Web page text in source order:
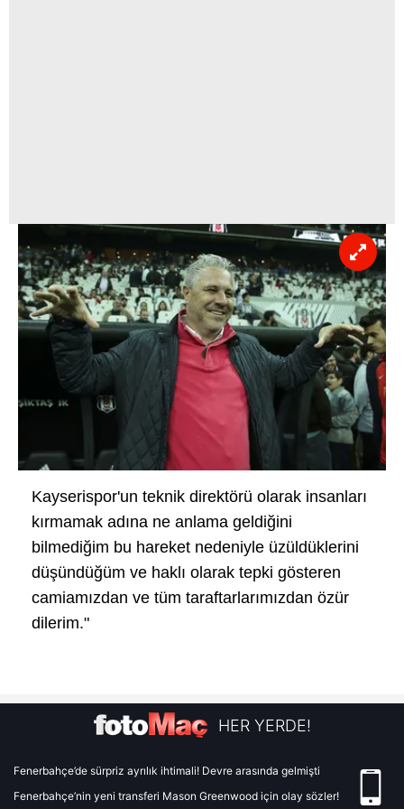
Kayserispor'un teknik direktörü olarak insanları
kırmamak adına ne anlama geldiğini
bilmediğim bu hareket nedeniyle üzüldüklerini
düşündüğüm ve haklı olarak tepki gösteren
camiamızdan ve tüm taraftarlarımızdan özür
dilerim."
HER YERDE!
Fenerbahçe’de sürpriz ayrılık ihtimali! Devre arasında gelmişti
Fenerbahçe’nin yeni transferi Mason Greenwood için olay sözler!